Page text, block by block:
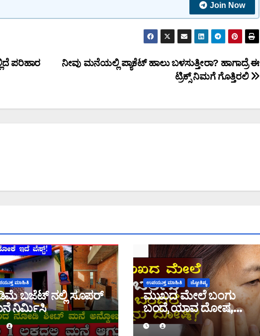
Join Now
ನೀವು ಮನೆಯಲ್ಲಿ ಪ್ಯಾಕೆಟ್ ಹಾಲು ಬಳಸುತ್ತೀರಾ? ಹಾಗಾದ್ರೆ ಈ
ಟ್ರಿಕ್ಸ್ ನಿಮಗೆ ಗೊತ್ತಿರಲಿ
ಪರಿಹಾರ
ಮಾಹಿತಿ
ಬಜೆಟ್ ನಲ್ಲಿ ಸೂಪರ್
ನಿರ್ಮಿಸಿ
ಉಪಯುಕ್ತ ಮಾಹಿತಿ ಜ್ಯೋತಿಷ್ಯ
ಮುಖದ ಮೇಲೆ ಬಂಗು
ಬಂದ್ರೆ ಯಾವ ದೋಷ,
ತಿಳಿಯಿರಿ